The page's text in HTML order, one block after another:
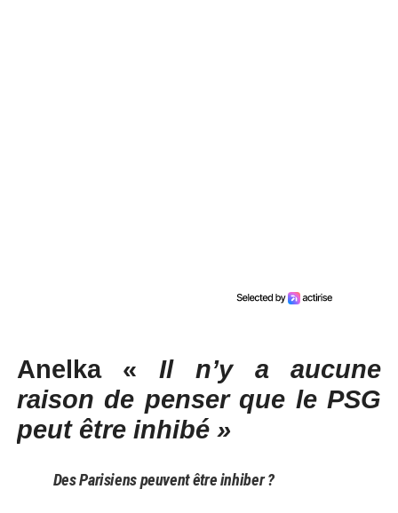
Anelka «Il n’y a aucune
raison de penser que le PSG
peut être inhibé »
Des Parisiens peuvent être inhiber ?